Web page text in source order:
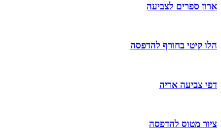
ארון ספרים לצביעה
הלו קיטי בחורף להדפסה
דפי צביעה אריה
ציור מטוס להדפסה